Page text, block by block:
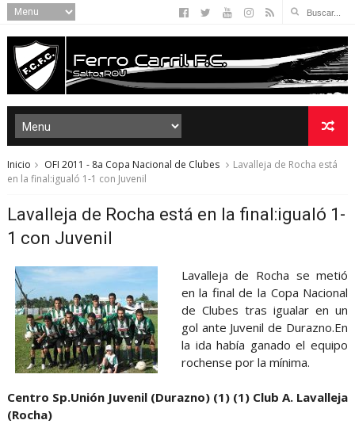
Inicio OFI 2011 - 8a Copa Nacional de Clubes
Lavalleja de Rocha está
en la final:igualó 1-1 con Juvenil
Lavalleja de Rocha está en la final:igualó 1-
1 con Juvenil
Lavalleja de Rocha se metió
en la final de la Copa Nacional
de Clubes tras igualar en un
gol ante Juvenil de Durazno.En
la ida había ganado el equipo
rochense por la mínima.
Centro Sp.Unión Juvenil (Durazno) (1) (1) Club A. Lavalleja
(Rocha)